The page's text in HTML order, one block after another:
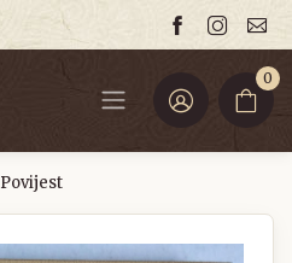
0
Povijest